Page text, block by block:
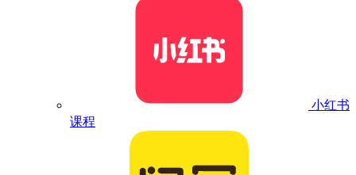
小红书
课程